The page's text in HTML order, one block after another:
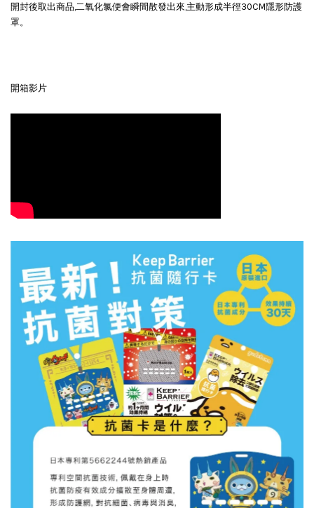
開封後取出商品,二氧化氯便會瞬間散發出來,主動形成半徑30CM隱形防護
罩。
開箱影片